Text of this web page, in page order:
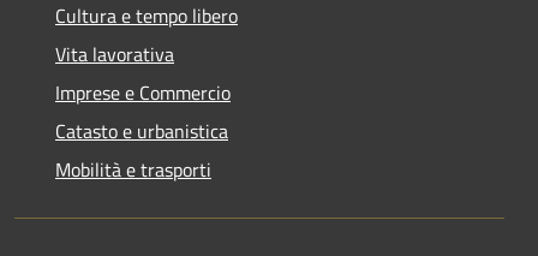
Cultura e tempo libero
Vita lavorativa
Imprese e Commercio
Catasto e urbanistica
Mobilità e trasporti